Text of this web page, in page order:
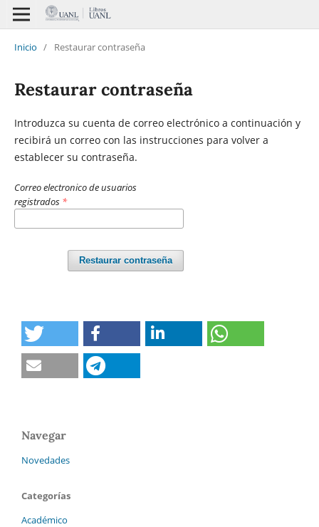
Inicio / Restaurar contraseña
Restaurar contraseña
Introduzca su cuenta de correo electrónico a continuación y
recibirá un correo con las instrucciones para volver a
establecer su contraseña.
Correo electronico de usuarios
registrados *
Restaurar contraseña
Navegar
Novedades
Categorías
Académico